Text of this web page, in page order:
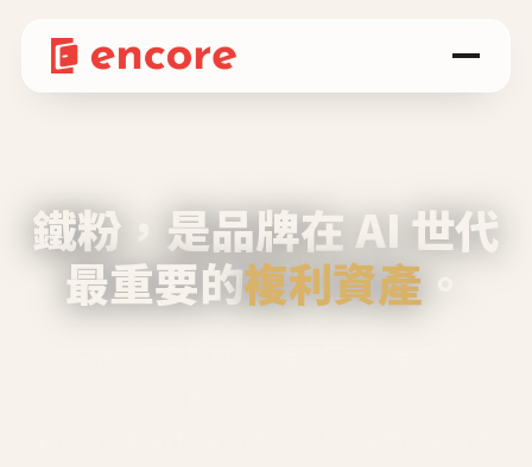
鐵粉，是品牌在 AI 世代
最重要的複利資產 。